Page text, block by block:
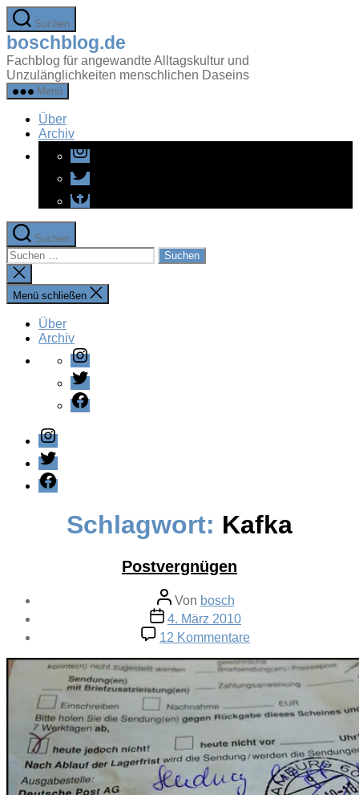
Zum
Inhalt
springen
Suchen
boschblog.de
Fachblog für angewandte Alltagskultur und
Unzulänglichkeiten menschlichen Daseins
Menü
Über
Archiv
Instagram
Twitter
Facebook
Suchen
Suchen
nach:
Suche
schließen
Menü schließen
Über
Archiv
Instagram
Twitter
Facebook
Instagram
Twitter
Facebook
Schlagwort: Kafka
Postvergnügen
Beitragsautor
Von bosch
Veröffentlichungsdatum
4. März 2010
12 Kommentare
Postvergnügen